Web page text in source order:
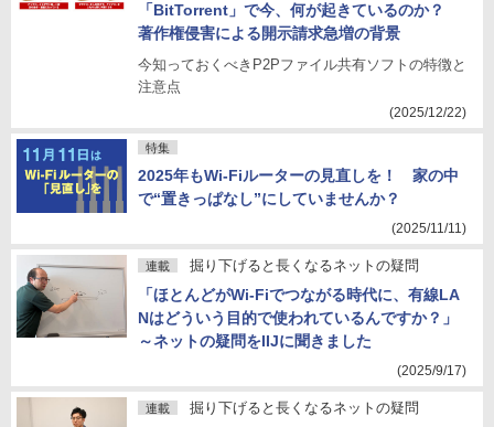
「BitTorrent」で今、何が起きているのか？
著作権侵害による開示請求急増の背景
今知っておくべきP2Pファイル共有ソフトの特徴と
注意点
(2025/12/22)
特集
2025年もWi-Fiルーターの見直しを！ 家の中
で“置きっぱなし”にしていませんか？
(2025/11/11)
連載 掘り下げると長くなるネットの疑問
「ほとんどがWi-Fiでつながる時代に、有線LA
Nはどういう目的で使われているんですか？」
～ネットの疑問をIIJに聞きました
(2025/9/17)
連載 掘り下げると長くなるネットの疑問